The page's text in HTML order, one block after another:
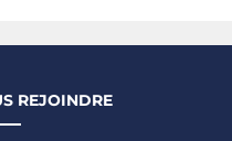
REJOINDRE